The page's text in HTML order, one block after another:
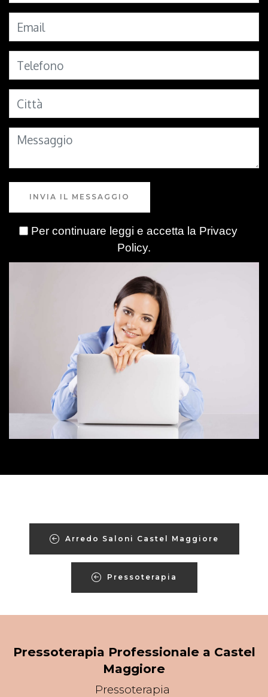
INVIA IL MESSAGGIO
Per continuare leggi e accetta la Privacy
Policy.
Arredo Saloni Castel Maggiore
Pressoterapia
Pressoterapia Professionale a Castel
Maggiore
Pressoterapia